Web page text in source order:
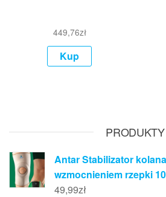
449,76zł
Kup
PRODUKTY
Antar Stabilizator
wzmocnieniem rzepki
49,99zł